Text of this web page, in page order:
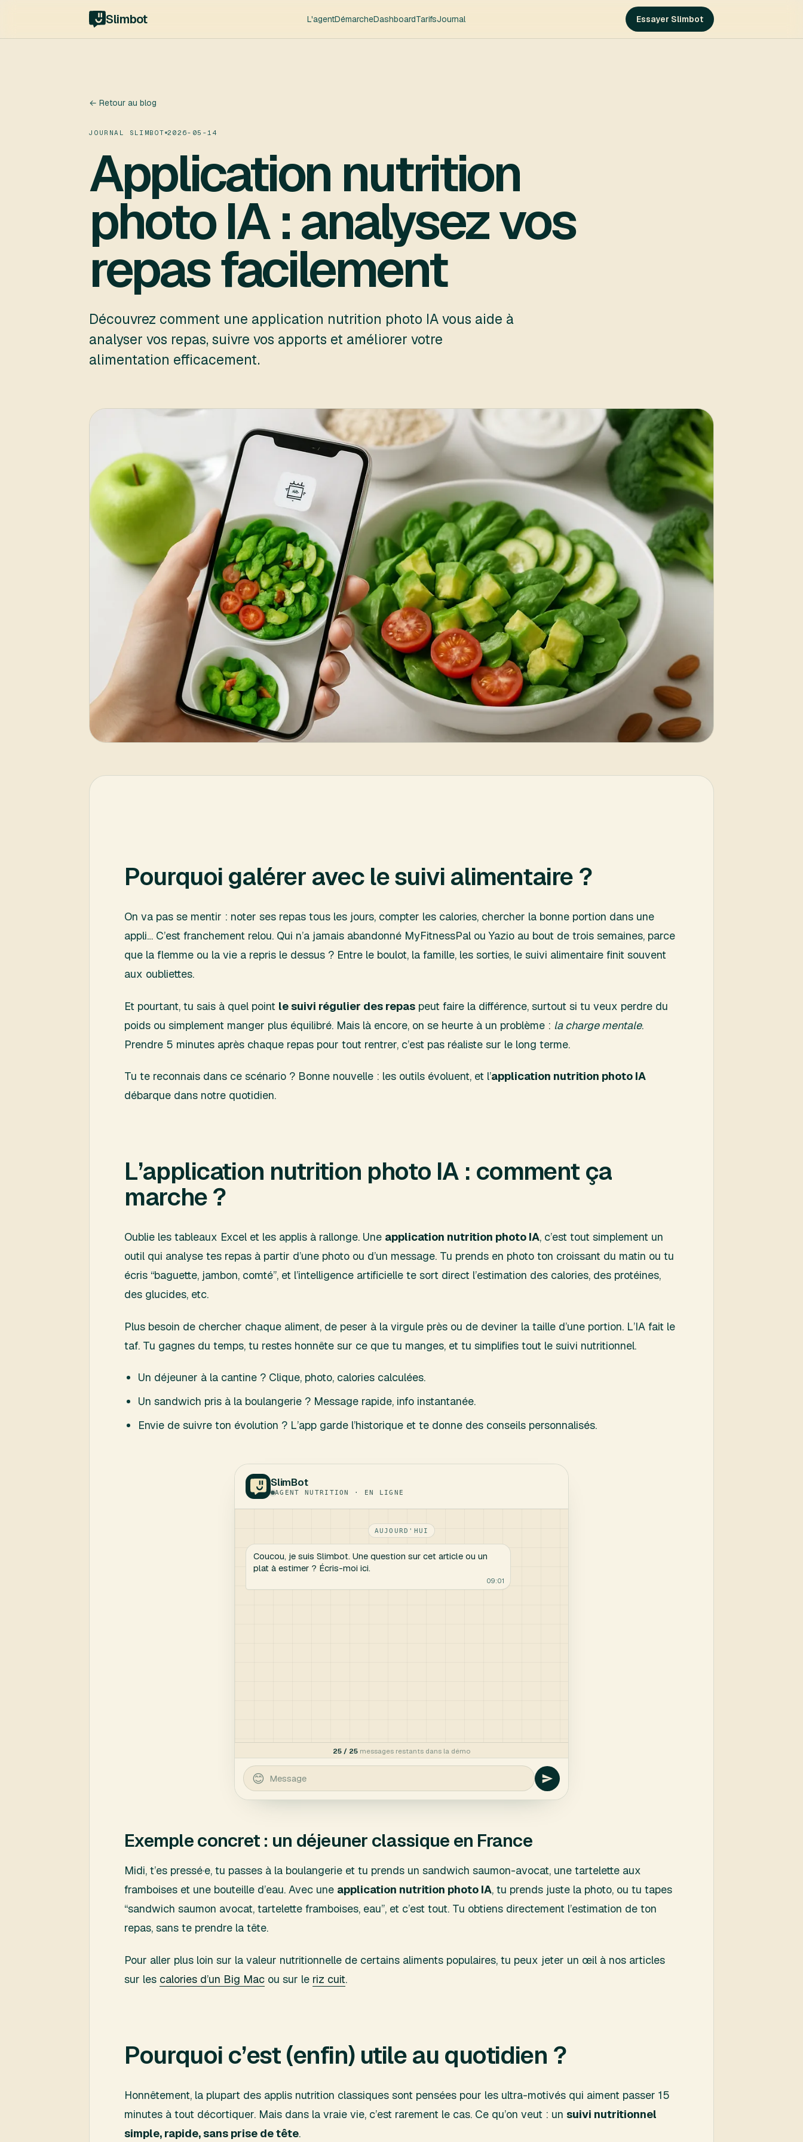
Slimbot L'agentDémarcheDashboardTarifsJournal Essayer Slimbot
← Retour au blog
JOURNAL SLIMBOT 2026-05-14
Application nutrition
photo IA : analysez vos
repas facilement
Découvrez comment une application nutrition photo IA vous aide à
analyser vos repas, suivre vos apports et améliorer votre
alimentation efficacement.
Pourquoi galérer avec le suivi alimentaire ?
On va pas se mentir : noter ses repas tous les jours, compter les calories, chercher la bonne portion dans une
appli… C’est franchement relou. Qui n’a jamais abandonné MyFitnessPal ou Yazio au bout de trois semaines, parce
que la flemme ou la vie a repris le dessus ? Entre le boulot, la famille, les sorties, le suivi alimentaire finit souvent
aux oubliettes.
Et pourtant, tu sais à quel point le suivi régulier des repas peut faire la différence, surtout si tu veux perdre du
poids ou simplement manger plus équilibré. Mais là encore, on se heurte à un problème : la charge mentale.
Prendre 5 minutes après chaque repas pour tout rentrer, c’est pas réaliste sur le long terme.
Tu te reconnais dans ce scénario ? Bonne nouvelle : les outils évoluent, et l’application nutrition photo IA
débarque dans notre quotidien.
L’application nutrition photo IA : comment ça
marche ?
Oublie les tableaux Excel et les applis à rallonge. Une application nutrition photo IA, c’est tout simplement un
outil qui analyse tes repas à partir d’une photo ou d’un message. Tu prends en photo ton croissant du matin ou tu
écris “baguette, jambon, comté”, et l’intelligence artificielle te sort direct l’estimation des calories, des protéines,
des glucides, etc.
Plus besoin de chercher chaque aliment, de peser à la virgule près ou de deviner la taille d’une portion. L’IA fait le
taf. Tu gagnes du temps, tu restes honnête sur ce que tu manges, et tu simplifies tout le suivi nutritionnel.
Un déjeuner à la cantine ? Clique, photo, calories calculées.
Un sandwich pris à la boulangerie ? Message rapide, info instantanée.
Envie de suivre ton évolution ? L’app garde l’historique et te donne des conseils personnalisés.
Exemple concret : un déjeuner classique en France
Midi, t’es pressé·e, tu passes à la boulangerie et tu prends un sandwich saumon-avocat, une tartelette aux
framboises et une bouteille d’eau. Avec une application nutrition photo IA, tu prends juste la photo, ou tu tapes
“sandwich saumon avocat, tartelette framboises, eau”, et c’est tout. Tu obtiens directement l’estimation de ton
repas, sans te prendre la tête.
Pour aller plus loin sur la valeur nutritionnelle de certains aliments populaires, tu peux jeter un œil à nos articles
sur les calories d’un Big Mac ou sur le riz cuit.
Pourquoi c’est (enfin) utile au quotidien ?
Honnêtement, la plupart des applis nutrition classiques sont pensées pour les ultra-motivés qui aiment passer 15
minutes à tout décortiquer. Mais dans la vraie vie, c’est rarement le cas. Ce qu’on veut : unsuivi nutritionnel
simple, rapide, sans prise de tête.